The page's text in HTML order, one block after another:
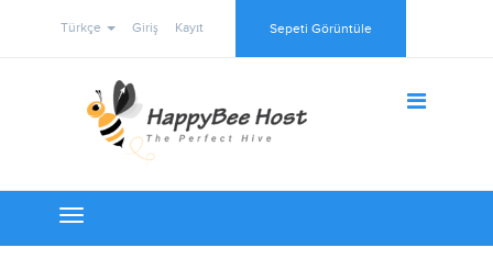
Türkçe Giriş Kayıt Sepeti Görüntüle
Toggle
navigation